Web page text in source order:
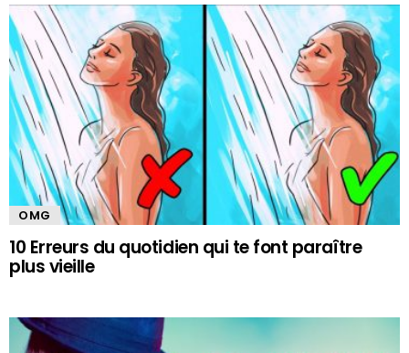
OMG
10 Erreurs du quotidien qui te font paraître
plus vieille